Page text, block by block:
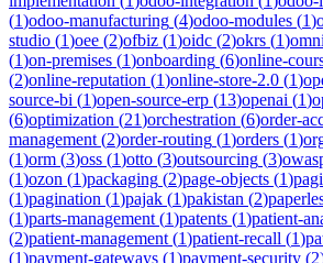
(1)odoo-manufacturing (4)odoo-modules (1)
studio (1)oee (2)ofbiz (1)oidc (2)okrs (1)
(1)on-premises (1)onboarding (6)online-
(2)online-reputation (1)online-store-2.0 (1)
source-bi (1)open-source-erp (13)openai (1)
(6)optimization (21)orchestration (6)order-
management (2)order-routing (1)orders (1)
(1)orm (3)oss (1)otto (3)outsourcing (3)
(1)ozon (1)packaging (2)page-objects (1)
(1)pagination (1)pajak (1)pakistan (2)
(1)parts-management (1)patents (1)patient-
(2)patient-management (1)patient-recall (1)
(1)payment-gateways (1)payment-security (2